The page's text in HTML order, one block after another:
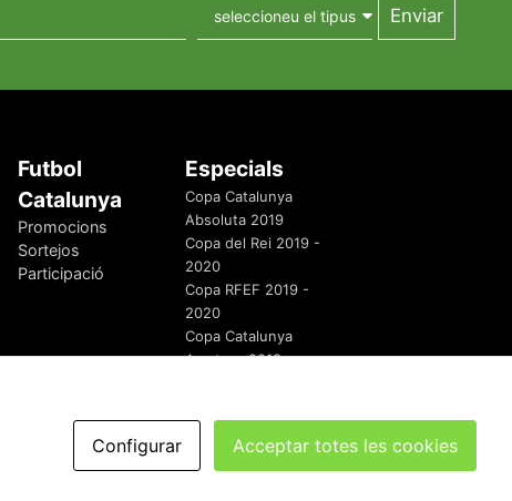
Futbol
Catalunya
Promocions
Sortejos
Participació
Especials
Copa Catalunya
Absoluta 2019
Copa del Rei 2019 -
2020
Copa RFEF 2019 -
2020
Copa Catalunya
Amateur 2019
redaccio@futbolcatalunya.com
Configurar Acceptar totes les cookies